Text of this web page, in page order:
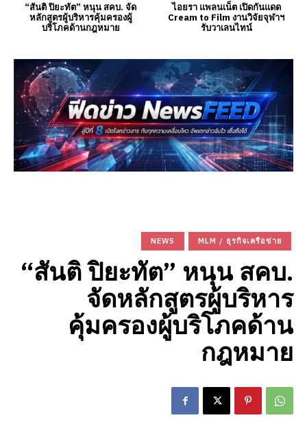
“สันติ ปิยะทัต” หนุน สคบ. จัด
หลักสูตรผู้บริหารคุ้มครองผู้
บริโภคด้านกฎหมาย
ไอยรา แพลนเน็ต เปิดกันแดด
Cream to Film งานวิจัยจุฬาฯ
รับวาเลนไทน์